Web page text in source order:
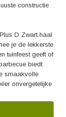
constructie
D Zwart haal
je de lekkerste
tuinfeest geeft of
biedt
smaakvolle
onvergetelijke